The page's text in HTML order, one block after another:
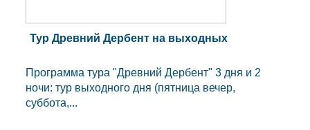
Тур Древний Дербент на выходных
Программа тура "Древний Дербент" 3 дня и 2
ночи: тур выходного дня (пятница вечер,
суббота,...